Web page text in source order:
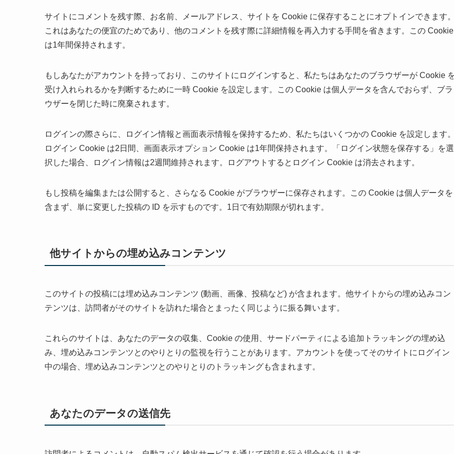
サイトにコメントを残す際、お名前、メールアドレス、サイトを Cookie に保存することにオプトインできます。
これはあなたの便宜のためであり、他のコメントを残す際に詳細情報を再入力する手間を省きます。この Cookie
は1年間保持されます。
もしあなたがアカウントを持っており、このサイトにログインすると、私たちはあなたのブラウザーが Cookie
受け入れられるかを判断するために一時 Cookie を設定します。この Cookie は個人データを含んでおらず、ブラ
ウザーを閉じた時に廃棄されます。
ログインの際さらに、ログイン情報と画面表示情報を保持するため、私たちはいくつかの Cookie を設定します。
ログイン Cookie は2日間、画面表示オプション Cookie は1年間保持されます。「ログイン状態を保存する」を選
択した場合、ログイン情報は2週間維持されます。ログアウトするとログイン Cookie は消去されます。
もし投稿を編集または公開すると、さらなる Cookie がブラウザーに保存されます。この Cookie は個人データを
含まず、単に変更した投稿の ID を示すものです。1日で有効期限が切れます。
他サイトからの埋め込みコンテンツ
このサイトの投稿には埋め込みコンテンツ (動画、画像、投稿など) が含まれます。他サイトからの埋め込みコン
テンツは、訪問者がそのサイトを訪れた場合とまったく同じように振る舞います。
これらのサイトは、あなたのデータの収集、Cookie の使用、サードパーティによる追加トラッキングの埋め込
み、埋め込みコンテンツとのやりとりの監視を行うことがあります。アカウントを使ってそのサイトにログイン
中の場合、埋め込みコンテンツとのやりとりのトラッキングも含まれます。
あなたのデータの送信先